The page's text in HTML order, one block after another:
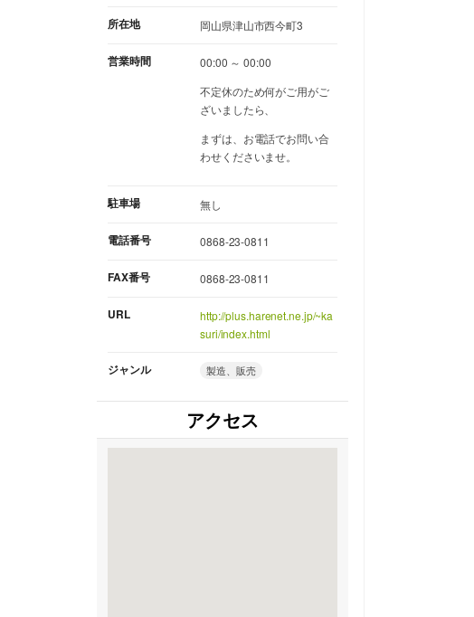
所在地 岡山県津山市西今町3
営業時間
00:00 ～ 00:00
不定休のため何がご用がご
ざいましたら、
まずは、お電話でお問い合
わせくださいませ。
駐車場 無し
電話番号 0868-23-0811
FAX番号 0868-23-0811
URL
http://plus.harenet.ne.jp/~ka
suri/index.html
ジャンル 製造、販売
アクセス